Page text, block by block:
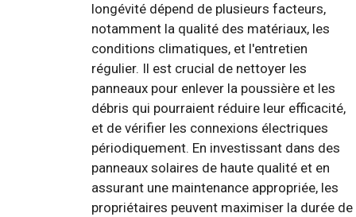
longévité dépend de plusieurs facteurs,
notamment la qualité des matériaux, les
conditions climatiques, et l'entretien
régulier. Il est crucial de nettoyer les
panneaux pour enlever la poussière et les
débris qui pourraient réduire leur efficacité,
et de vérifier les connexions électriques
périodiquement. En investissant dans des
panneaux solaires de haute qualité et en
assurant une maintenance appropriée, les
propriétaires peuvent maximiser la durée de